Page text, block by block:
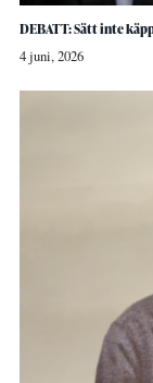
DEBATT: Sätt inte
4 juni, 2026